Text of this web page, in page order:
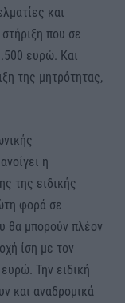
και
που σε
ευρώ. Και
της μητρότητας,
η
της ειδικής
φορά σε
θα μπορούν πλέον
ίση με τον
Την ειδική
και αναδρομικά